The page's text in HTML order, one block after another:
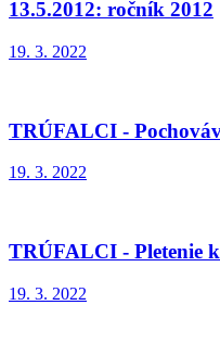
13.5.2012: ročník 2012
19. 3. 2022
TRÚFALCI -
19. 3. 2022
TRÚFALCI - Pletenie
19. 3. 2022